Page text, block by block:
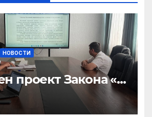
НОВОСТИ
проект Закона «О
штрафе»